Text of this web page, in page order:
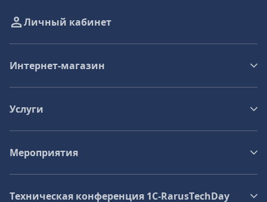
Личный кабинет
Интернет-магазин
Услуги
Мероприятия
Техническая конференция 1C‑RarusTechDay